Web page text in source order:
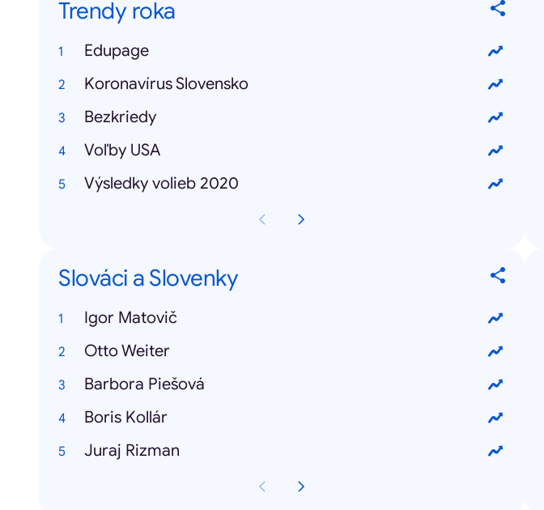
Trendy roka
Edupage
Koronavírus Slovensko
Bezkriedy
Voľby USA
Výsledky volieb 2020
Slováci a Slovenky
Igor Matovič
Otto Weiter
Barbora Piešová
Boris Kollár
Juraj Rizman